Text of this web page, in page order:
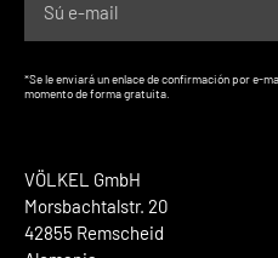
VÖLKEL GmbH
Morsbachtalstr. 20
42855 Remscheid
*Se le enviará un enlace de confirmación por e-
momento de forma gratuita.